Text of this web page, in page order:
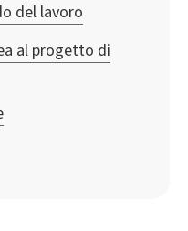
del lavoro
al progetto di